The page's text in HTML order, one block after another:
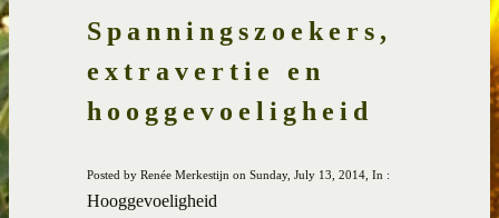
Spanningszoekers,
extravertie en
hooggevoeligheid
Posted by Renée Merkestijn on Sunday, July 13, 2014, In :
Hooggevoeligheid